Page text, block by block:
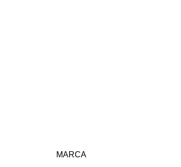
MARCA